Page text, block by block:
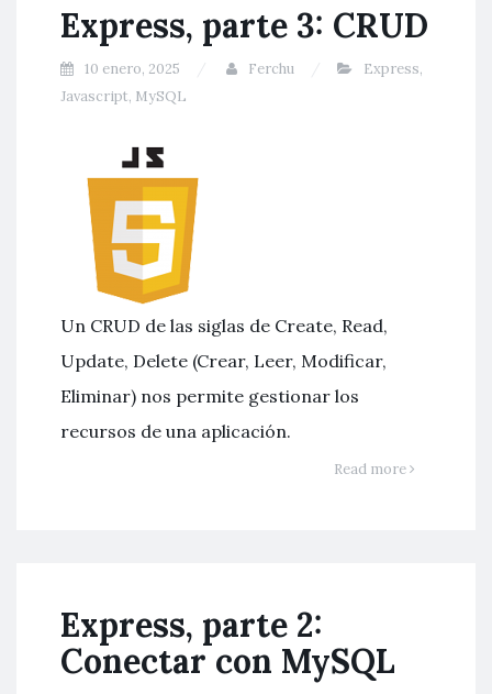
Express, parte 3: CRUD
10 enero, 2025 Ferchu Express,
Javascript, MySQL
Un CRUD de las siglas de Create, Read,
Update, Delete (Crear, Leer, Modificar,
Eliminar) nos permite gestionar los
recursos de una aplicación.
Read more
Express, parte 2:
Conectar con MySQL